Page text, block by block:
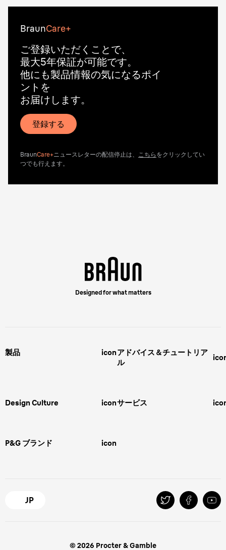
BraunCare+
ご登録いただくことで、
最大5年保証が可能です。
他にも製品情報の気になるポイ
ントを
お届けします。
登録する
BraunCare+ニュースレターの配信停止は、 こちら をクリックしてい
つでも行えます。
Designed for what matters
製品 icon
スキンケア
ipl脱毛
アドバイス＆チュートリア
ル
ボディグルーミング
Design Culture icon
Braun Brand & Products
サービス
P&G ブランド icon
マイレピ
JP
© 2026 Procter & Gamble